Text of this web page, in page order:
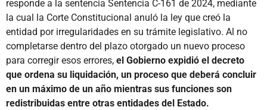
responde a la sentencia Sentencia C-161 de 2024, mediante
la cual la Corte Constitucional anuló la ley que creó la
entidad por irregularidades en su trámite legislativo. Al no
completarse dentro del plazo otorgado un nuevo proceso
para corregir esos errores, el Gobierno expidió el decreto
que ordena su liquidación, un proceso que deberá concluir
en un máximo de un año mientras sus funciones son
redistribuidas entre otras entidades del Estado.